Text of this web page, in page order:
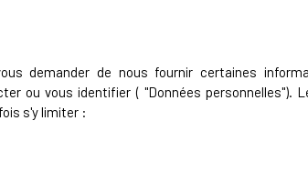
demander de nous fournir certaines
ou vous identifier ( "Données personnelles").
s'y limiter :